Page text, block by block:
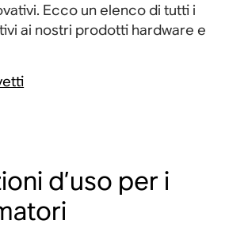
Ecco un elenco di tutti i
ai nostri prodotti hardware e
d’uso per i